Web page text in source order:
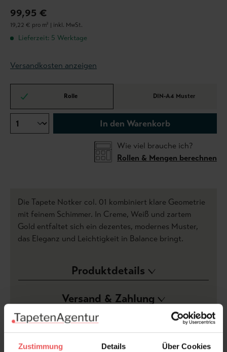
Zustimmung Details Über Cookies
99,95 €
19,22 € pro m² | inkl. MwSt.
Lieferzeit: 5 Werktage
Versandkosten anzeigen
Rolle DIN-A4 Muster
In den Warenkorb
Wie viel brauche ich?
Rollen & Mengen berechnen
Die Tapete Notker col. 01 kombiniert klare Geometrie
mit feinem Schimmer. In Creme, Weiß und zartem
Gold entfaltet sich ein dezentes, modernes Muster,
das Eleganz und Leichtigkeit in Balance bringt.
Produktdetails
Versand & Zahlung
Bewertungen